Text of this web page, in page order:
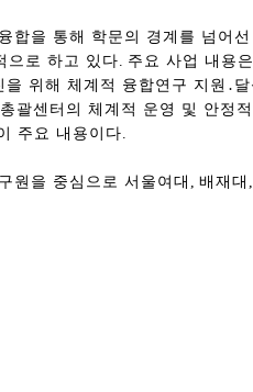
합을 통해 학문의 경계를 넘어선
으로 하고 있다. 주요 사업 내용
위해 체계적 융합연구 지원 ․
괄센터의 체계적 운영 및 안정
주요 내용이다.
원을 중심으로 서울여대 , 배재대 ,